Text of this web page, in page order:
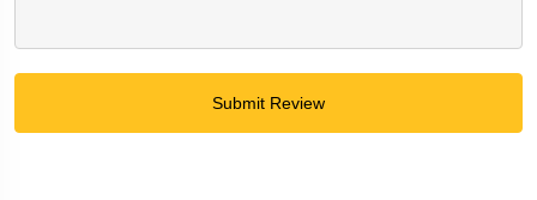
Submit Review